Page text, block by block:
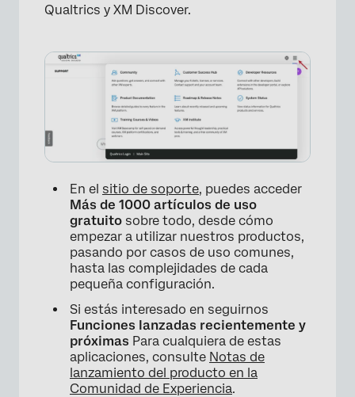
Qualtrics y XM Discover.
En el sitio de soporte, puedes acceder
Más de 1000 artículos de uso
gratuito sobre todo, desde cómo
empezar a utilizar nuestros productos,
pasando por casos de uso comunes,
hasta las complejidades de cada
pequeña configuración.
Si estás interesado en seguirnos
Funciones lanzadas recientemente y
próximas Para cualquiera de estas
aplicaciones, consulte Notas de
lanzamiento del producto en la
Comunidad de Experiencia.